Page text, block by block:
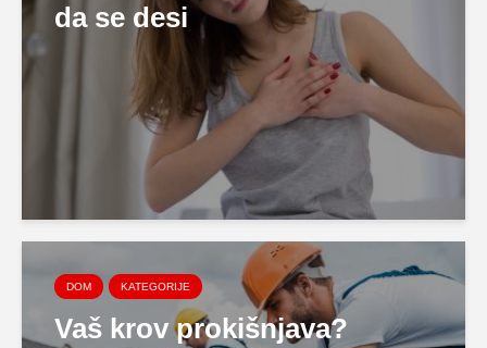
da se desi
DOM KATEGORIJE
Vaš krov prokišnjava?